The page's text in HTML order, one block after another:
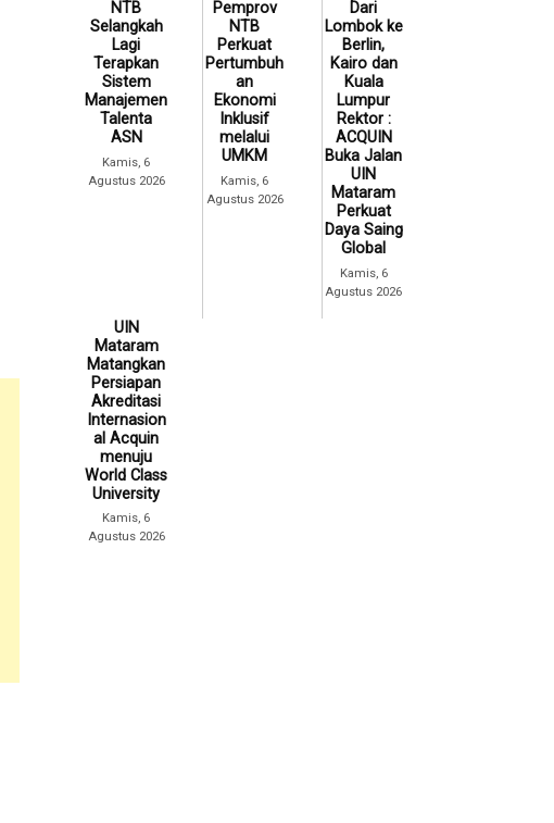
NTB
Selangkah
Lagi
Terapkan
Sistem
Manajemen
Talenta
ASN
Kamis, 6
Agustus 2026
Pemprov
NTB
Perkuat
Pertumbuh
an
Ekonomi
Inklusif
melalui
UMKM
Kamis, 6
Agustus 2026
Dari
Lombok ke
Berlin,
Kairo dan
Kuala
Lumpur
Rektor :
ACQUIN
Buka Jalan
UIN
Mataram
Perkuat
Daya Saing
Global
Kamis, 6
Agustus 2026
UIN
Mataram
Matangkan
Persiapan
Akreditasi
Internasion
al Acquin
menuju
World Class
University
Kamis, 6
Agustus 2026